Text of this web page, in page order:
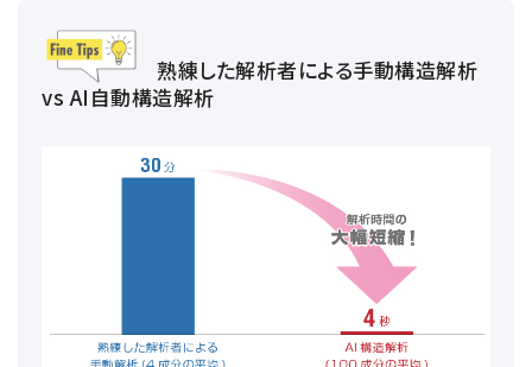
熟練した解析者による手動構造解析
vs AI自動構造解析